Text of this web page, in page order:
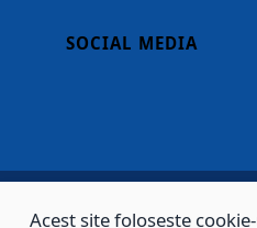
SOCIAL MEDIA
Acest site folosește